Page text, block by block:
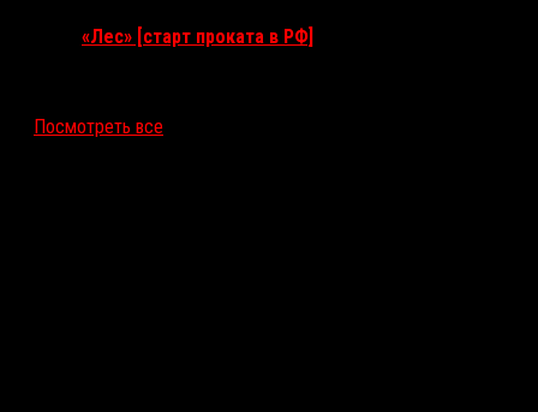
«Лес» [старт проката в РФ]
Посмотреть все